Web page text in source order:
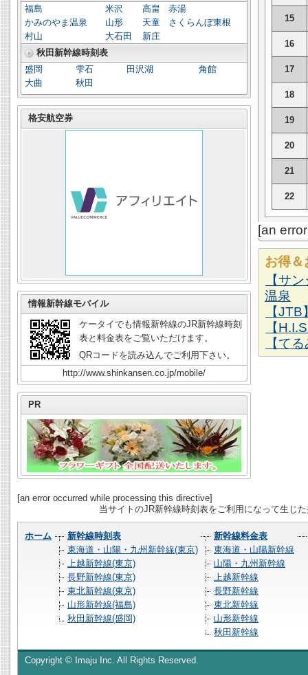
15
16
17
18
19
20
21
22
[an
お得＆
【サ
温泉
【
【
【て
福島
米沢 高畠
赤湯
かみのやま温泉
山形 天童
さくらんぼ東根
村山
大石田
新庄
秋田新幹線時刻表
盛岡
雫石 田沢湖
角館
大曲
秋田
格安航空券
情報新幹線モバイル
ケータイでも情報新幹線のJR新幹線時刻
表と料金表をご覧いただけます。
QRコードを読み込んでご利用下さい。
http://www.shinkansen.co.jp/mobile/
PR
[an error occurred while processing this directive]
当サイトのJR新幹線時刻表をご利用になって生じ
ホーム
新幹線時刻表
東海道・山陽・九州新幹線(東京)
上越新幹線(東京)
長野新幹線(東京)
東北新幹線(東京)
山形新幹線(福島)
秋田新幹線(盛岡)
新幹線料金表
東海道・山陽新幹線
山陽・九州新幹線
上越新幹線
長野新幹線
東北新幹線
山形新幹線
秋田新幹線
Copyright © Imaju Inc. All Rights Reserved.